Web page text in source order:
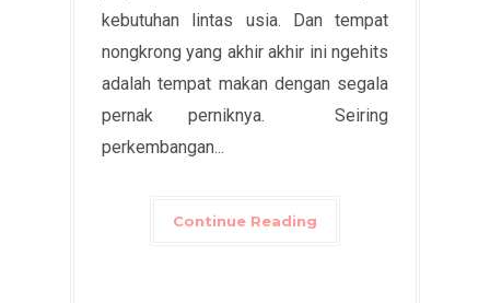
kebutuhan lintas usia. Dan tempat
nongkrong yang akhir akhir ini ngehits
adalah tempat makan dengan segala
pernak perniknya. Seiring
perkembangan...
Continue Reading